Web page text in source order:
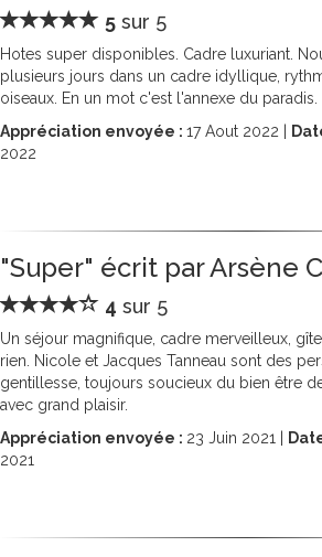
5 sur 5
Hotes super disponibles. Cadre luxuriant.
plusieurs jours dans un cadre idyllique,
oiseaux. En un mot c'est l'annexe du paradis.
Appréciation envoyée : 17Aout 2022 |
2022
"Super" écrit par Arsène
4 sur 5
Un séjour magnifique, cadre merveilleux,
rien. Nicole et Jacques Tanneau sont des
gentillesse, toujours soucieux du bien être
avec grand plaisir.
Appréciation envoyée : 23 Juin 2021 |
2021